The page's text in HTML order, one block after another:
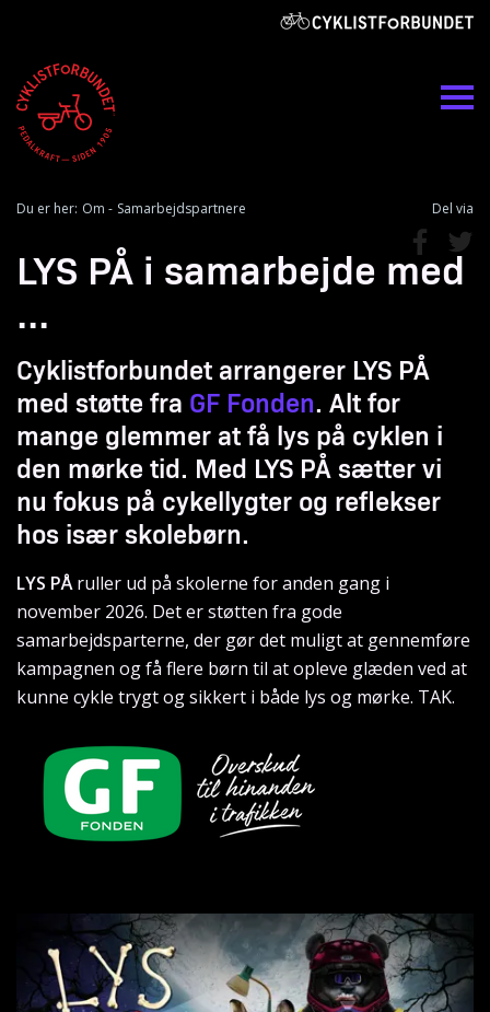
Du er her: Om Samarbejdspartnere Del via
LYS PÅ i samarbejde med
...
Cyklistforbundet arrangerer LYS PÅ
med støtte fra GF Fonden. Alt for
mange glemmer at få lys på cyklen i
den mørke tid. Med LYS PÅ sætter vi
nu fokus på cykellygter og reflekser
hos især skolebørn.
LYS PÅruller ud på skolerne for anden gang i
november 2026. Det er støtten fra gode
samarbejdsparterne, der gør det muligt at gennemføre
kampagnen og få flere børn til at opleve glæden ved at
kunne cykle trygt og sikkert i både lys og mørke. TAK.